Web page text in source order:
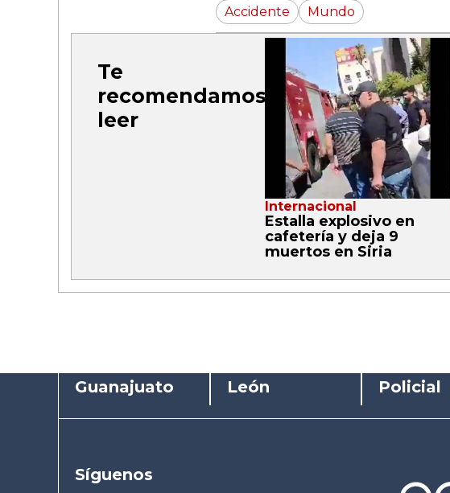
Accidente Mundo
Te
recomendamos
leer
Internacional
Estalla explosivo en
cafetería y deja 9
muertos en Siria
Guanajuato León Policial
Síguenos